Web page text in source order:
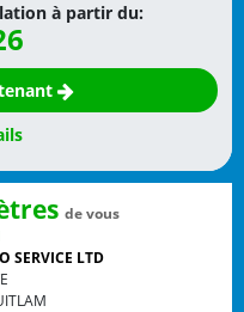
à partir du:
de vous
SERVICE LTD